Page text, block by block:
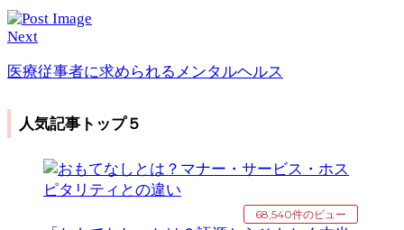
Next
医療従事者に求められるメンタルヘルス
人気記事トップ５
68,540件のビュー